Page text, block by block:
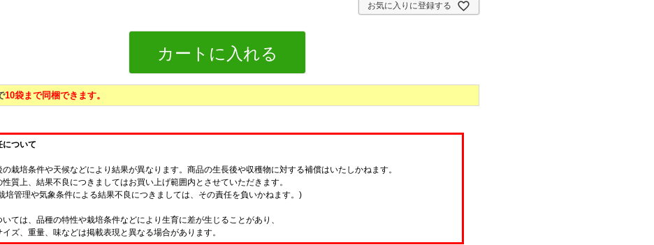
お気に入りに登録する
カートに入れる
10袋まで同梱できます。
について
の栽培条件や天候などにより結果が異なります。商品の生長後や収穫物に対する補償はいたしかねます。
性質上、結果不良につきましてはお買い上げ範囲内とさせていただきます。
培管理や気象条件による結果不良につきましては、その責任を負いかねます。)
ては、品種の特性や栽培条件などにより生育に差が生じることがあり、
ズ、重量、味などは掲載表現と異なる場合があります。